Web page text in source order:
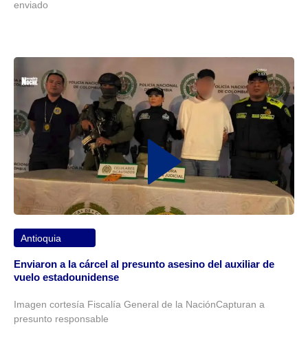
enviado
Antioquia
Enviaron a la cárcel al presunto asesino del auxiliar de
vuelo estadounidense
Imagen cortesía Fiscalía General de la NaciónCapturan a
presunto responsable